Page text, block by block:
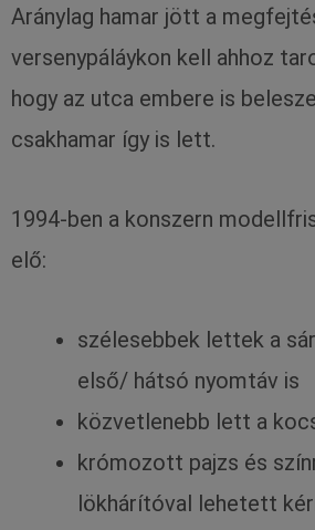
Aránylag hamar jött a
versenypáláykon kell ahhoz
hogy az utca embere is
csakhamar így is lett.
1994-ben a konszern
elő:
szélesebbek lettek a
első/ hátsó nyomtáv is
közvetlenebb lett a
krómozott pajzs és
lökhárítóval lehetett